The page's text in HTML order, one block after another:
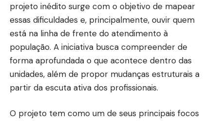
projeto inédito surge com o objetivo de mapear
essas dificuldades e, principalmente, ouvir quem
está na linha de frente do atendimento à
população. A iniciativa busca compreender de
forma aprofundada o que acontece dentro das
unidades, além de propor mudanças estruturais a
partir da escuta ativa dos profissionais.
O projeto tem como um de seus principais focos